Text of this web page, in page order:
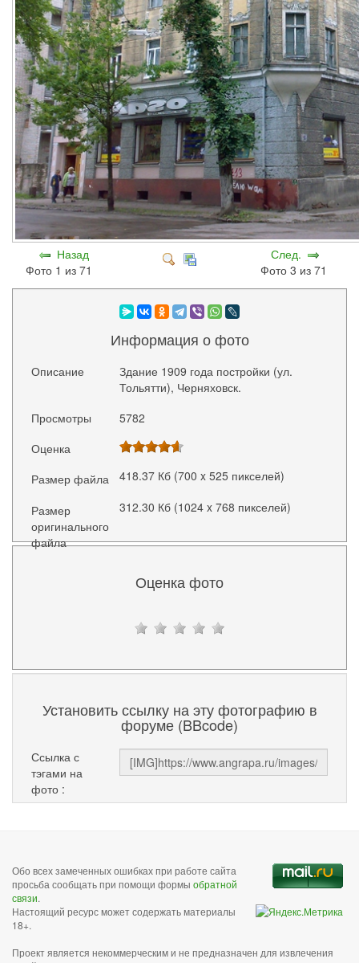
Назад
Фото 1 из 71
След.
Фото 3 из 71
Информация о фото
Описание
Здание 1909 года постройки (ул.
Тольятти), Черняховск.
Просмотры
5782
Оценка
Размер файла
418.37 Кб (700 x 525 пикселей)
Размер
оригинального
файла
312.30 Кб (1024 x 768 пикселей)
Оценка фото
Установить ссылку на эту фотографию в
форуме (BBcode)
Ссылка с
тэгами на
фото :
Обо всех замеченных ошибках при работе сайта
просьба сообщать при помощи формы обратной
связи.
Настоящий ресурс может содержать материалы
18+.
Проект является некоммерческим и не предназначен для извлечения